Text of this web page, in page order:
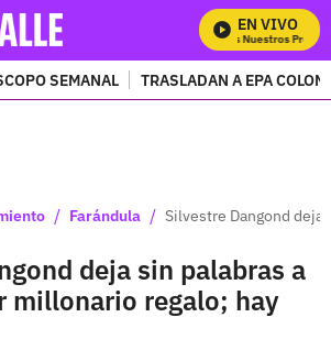
EN VIVO
Mira Todos Nuestros
SEMANAL TRASLADAN A EPA
/ Farándula / Silvestre Dangond deja
deja sin palabras a
millonario regalo; hay